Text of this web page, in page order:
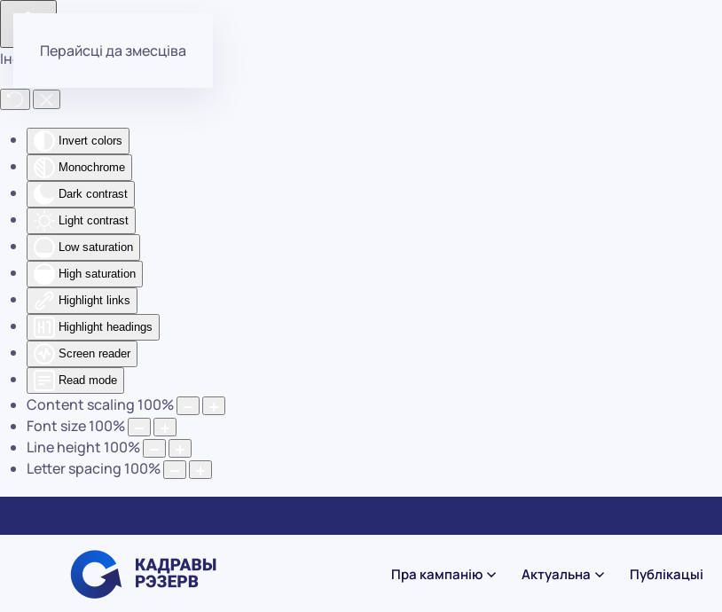
Інструменты даступнасці
Invert colors
Monochrome
Dark contrast
Light contrast
Low saturation
High saturation
Highlight links
Highlight headings
Screen reader
Read mode
Content scaling 100%
Font size100%
Line height 100%
Letter spacing 100%
Перайсці да змесціва
Пра кампанію Актуальна Публікацыі